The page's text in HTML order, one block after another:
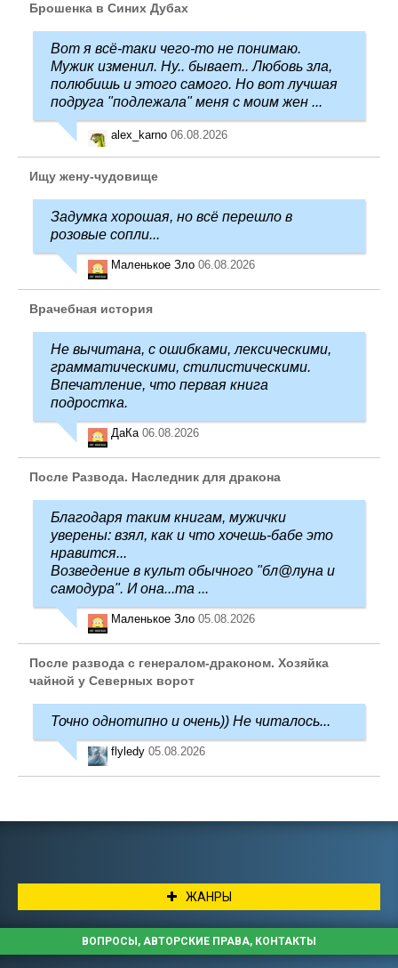
Брошенка в Синих Дубах
Вот я всё-таки чего-то не понимаю.
Мужик изменил. Ну.. бывает.. Любовь зла,
полюбишь и этого самого. Но вот лучшая
подруга "подлежала" меня с моим жен ...
alex_karno 06.08.2026
Ищу жену-чудовище
Задумка хорошая, но всё перешло в
розовые сопли...
Маленькое Зло 06.08.2026
Врачебная история
Не вычитана, с ошибками, лексическими,
грамматическими, стилистическими.
Впечатление, что первая книга
подростка.
ДаКа 06.08.2026
После Развода. Наследник для дракона
Благодаря таким книгам, мужички
уверены: взял, как и что хочешь-бабе это
нравится...
Возведение в культ обычного "бл@луна и
самодура". И она...та ...
Маленькое Зло 05.08.2026
После развода с генералом-драконом. Хозяйка
чайной у Северных ворот
Точно однотипно и очень)) Не читалось...
flyledy 05.08.2026
ЖАНРЫ
ВОПРОСЫ, АВТОРСКИЕ ПРАВА, КОНТАКТЫ